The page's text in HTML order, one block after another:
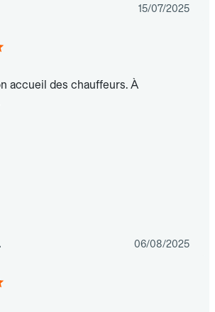
15/07/2025
accueil des chauffeurs. À
06/08/2025